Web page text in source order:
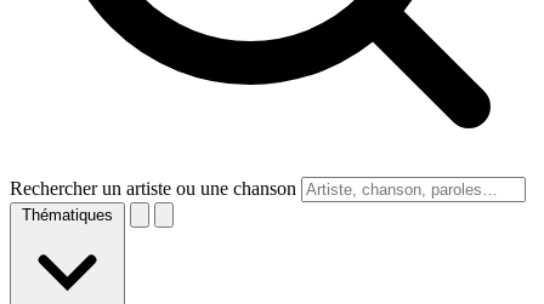
Rechercher un artiste ou une chanson
Thématiques